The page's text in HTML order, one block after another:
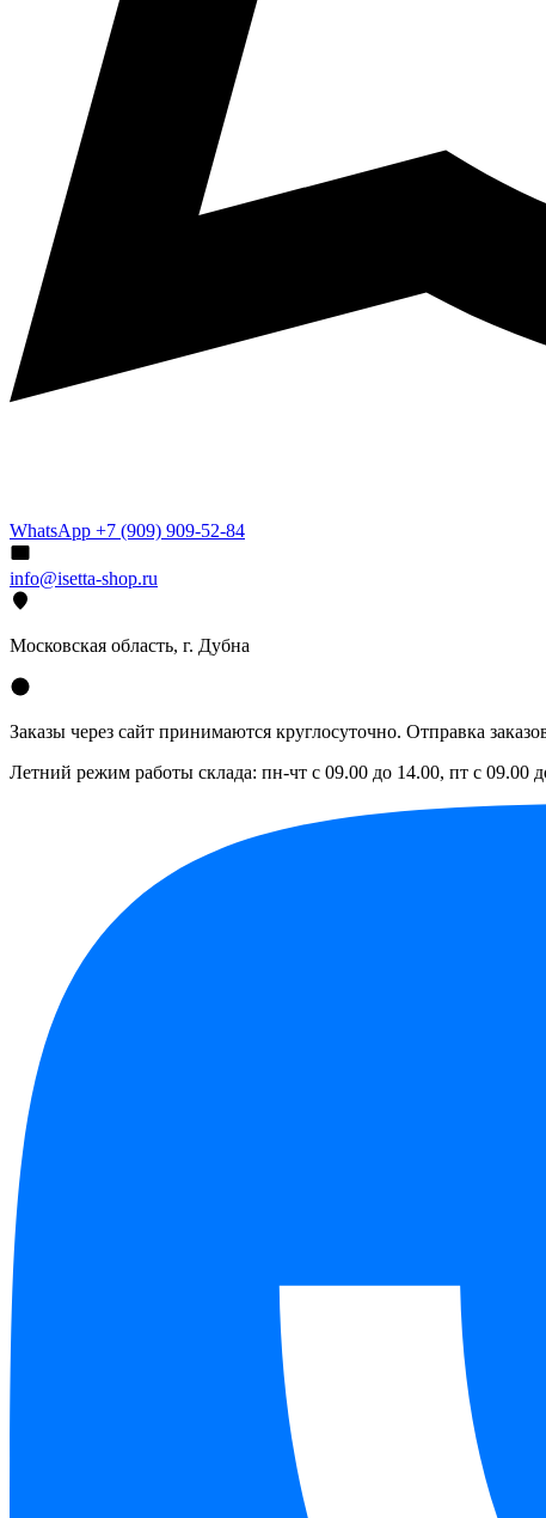
WhatsApp +7 (909) 909-52-84
info@isetta-shop.ru
Московская область, г. Дубна
Заказы через сайт принимаются круглосуточно. Отправка
Летний режим работы склада: пн-чт с 09.00 до 14.00, пт с 09.00